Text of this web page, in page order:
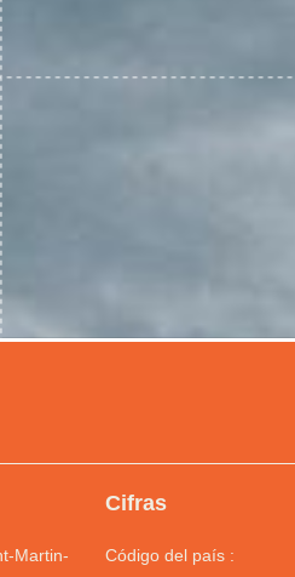
Martin-
Cifras
Código del país :